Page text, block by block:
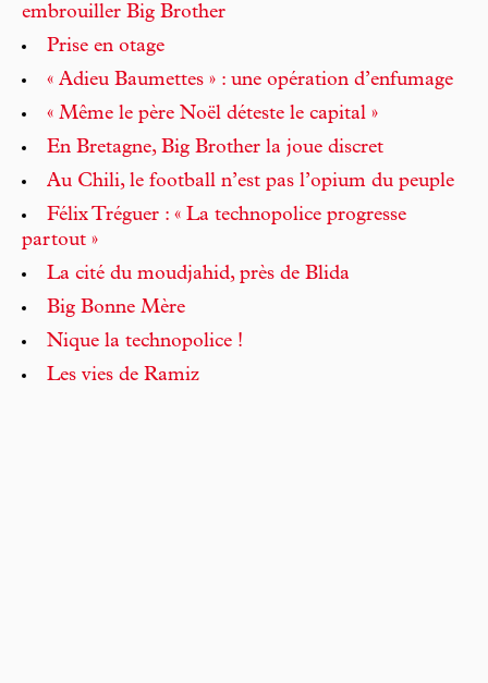
embrouiller Big Brother
Prise en otage
« Adieu Baumettes » : une opération d’enfumage
« Même le père Noël déteste le capital »
En Bretagne, Big Brother la joue discret
Au Chili, le football n’est pas l’opium du peuple
Félix Tréguer : « La technopolice progresse
partout »
La cité du moudjahid, près de Blida
Big Bonne Mère
Nique la technopolice !
Les vies de Ramiz